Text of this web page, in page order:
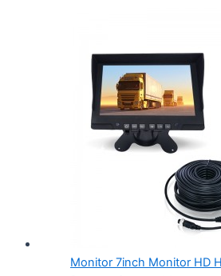
Monitor 7inch Monitor HD